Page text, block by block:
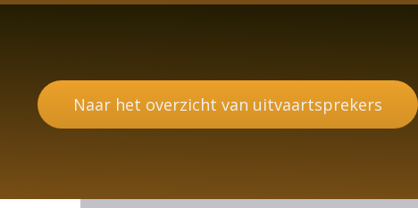
Naar het overzicht van uitvaartsprekers